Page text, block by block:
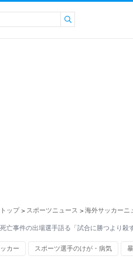
ップ > スポーツニュース > 海外サッカーニ
亡事件の出場選手語る「試合に勝つより殺
カー スポーツ選手のけが・病気